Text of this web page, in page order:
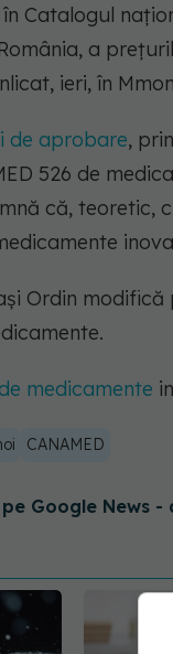
Catalogul
a
ieri, în
de aprobare,
526 de
că, teoretic,
Ordin
medicamente
CANAMED
Google News -